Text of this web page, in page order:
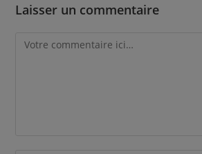
Laisser un commentaire